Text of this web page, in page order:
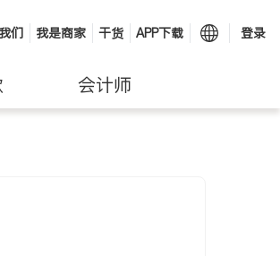
们 我是商家 干货 APP下载 登录
会计师